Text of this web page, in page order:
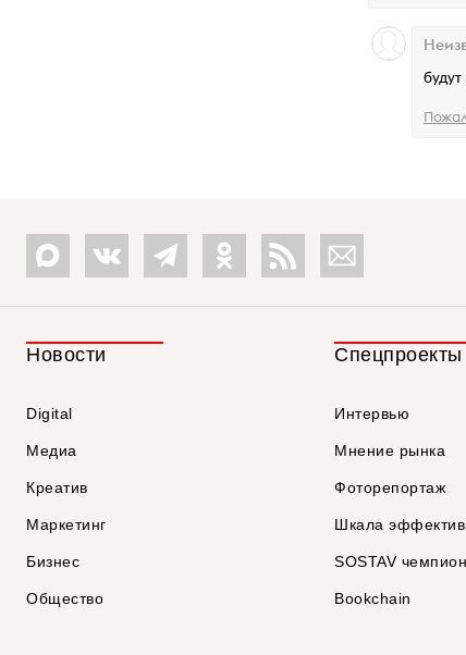
Новости
Digital
Медиа
Креатив
Маркетинг
Бизнес
Общество
Спецпроекты
Интервью
Мнение рынка
Фоторепортаж
Шкала
SOSTAV
Bookchain